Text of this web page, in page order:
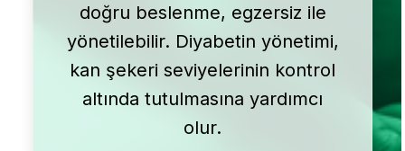
doğru beslenme, egzersiz ile
yönetilebilir. Diyabetin yönetimi,
kan şekeri seviyelerinin kontrol
altında tutulmasına yardımcı
olur.